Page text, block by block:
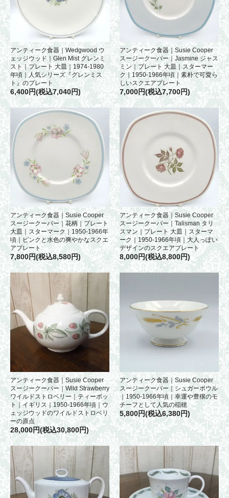
アンティーク食器｜Wedgwood ウ
ェッジウッド｜Glen Mist グレンミ
スト｜プレート 大皿｜1974-1980
年頃｜人気シリーズ『グレンミス
ト』のプレート
6,400円(税込7,040円)
アンティーク食器｜Susie Cooper
スージークーパー｜Jasmine ジャス
ミン｜プレート 大皿｜スターマー
ク｜1950-1966年頃｜素朴で可愛ら
しいスクエアプレート
7,000円(税込7,700円)
アンティーク食器｜Susie Cooper
スージークーパー｜花柄｜プレート
大皿｜スターマーク｜1950-1966年
頃｜ピンクと水色の爽やかなスクエ
アプレート
7,800円(税込8,580円)
アンティーク食器｜Susie Cooper
スージークーパー｜Talisman タリ
スマン｜プレート 大皿｜スターマ
ーク｜1950-1966年頃｜大人っぽい
デザインのスクエアプレート
8,000円(税込8,800円)
アンティーク食器｜Susie Cooper
スージークーパー｜Wild Strawberry
ワイルドストロベリー｜ティーポッ
ト｜イギリス｜1950-1966年頃｜ウ
ェッジウッドのワイルドストロベリ
ーの原点
28,000円(税込30,800円)
アンティーク食器｜Susie Cooper
スージークーパー｜シュガーボウル
｜1950-1966年頃｜幸運や豊穣のモ
チーフとして人気の稲穂
5,800円(税込6,380円)